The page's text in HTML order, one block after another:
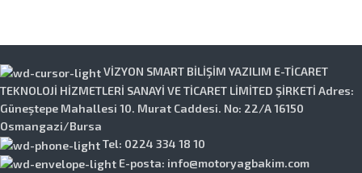
VİZYON SMART BİLİŞİM YAZILIM E-TİCARET
TEKNOLOJİ HİZMETLERİ SANAYİ VE TİCARET LİMİTED ŞİRKETİ Adres:
Güneştepe Mahallesi 10. Murat Caddesi. No: 22/A 16150
Osmangazi/Bursa
Tel: 0224 334 18 10
E-posta: info@motoryagbakim.com